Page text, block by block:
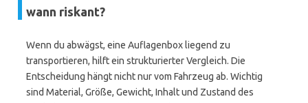
wann riskant?
Wenn du abwägst, eine Auflagenbox liegend zu
transportieren, hilft ein strukturierter Vergleich. Die
Entscheidung hängt nicht nur vom Fahrzeug ab. Wichtig
sind Material, Größe, Gewicht, Inhalt und Zustand des